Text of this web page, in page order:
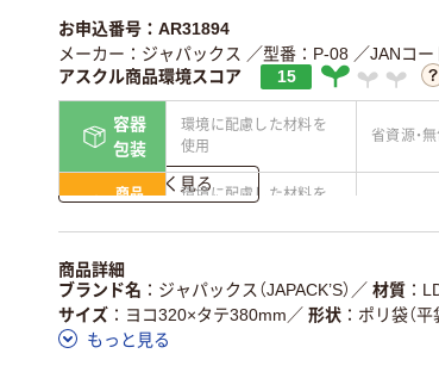
お申込番号：AR31894
メーカー：ジャパックス ／型番：P-08 ／JANコ
アスクル商品環境スコア
15
容器
包装
環境に配慮した材料を
使用
省資源・
商品
環境に配慮した材料を
仕組
ある
ている
この商品の環境配慮ポイントです。詳しくはページ
ア詳細／加点項目
詳しく見る
商品詳細
ブランド名
ジャパックス（JAPACK’S） ／ 材質
サイズ
ヨコ320×タテ380mm ／ 形状
ポリ袋（平
もっと見る